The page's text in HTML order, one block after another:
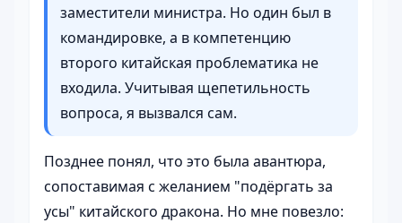
заместители министра. Но один был в
командировке, а в компетенцию
второго китайская проблематика не
входила. Учитывая щепетильность
вопроса, я вызвался сам.
Позднее понял, что это была авантюра,
сопоставимая с желанием "подёргать за
усы" китайского дракона. Но мне повезло: